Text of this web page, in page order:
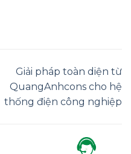
Giải pháp toàn diện từ
QuangAnhcons cho hệ
thống điện công nghiệp